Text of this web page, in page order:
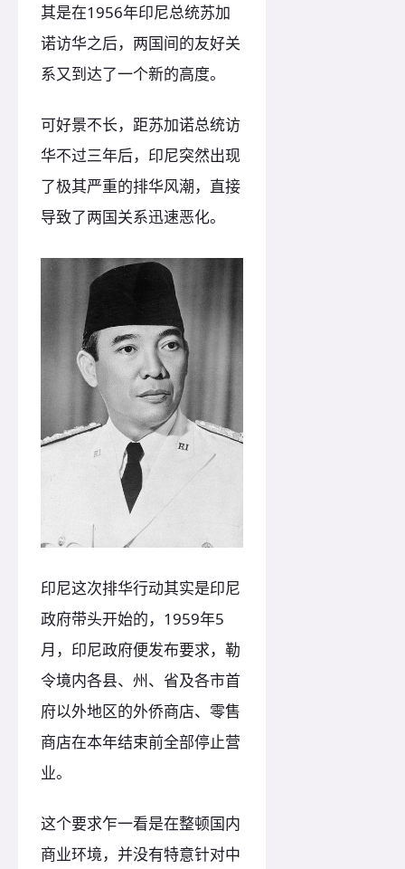
其是在1956年印尼总统苏加
诺访华之后，两国间的友好关
系又到达了一个新的高度。
可好景不长，距苏加诺总统访
华不过三年后，印尼突然出现
了极其严重的排华风潮，直接
导致了两国关系迅速恶化。
印尼这次排华行动其实是印尼
政府带头开始的，1959年5
月，印尼政府便发布要求，勒
令境内各县、州、省及各市首
府以外地区的外侨商店、零售
商店在本年结束前全部停止营
业。
这个要求乍一看是在整顿国内
商业环境，并没有特意针对中